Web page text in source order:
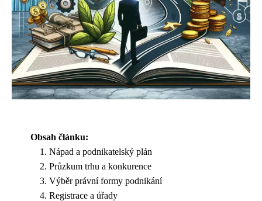
Obsah článku:
Nápad a podnikatelský plán
Průzkum trhu a konkurence
Výběr právní formy podnikání
Registrace a úřady